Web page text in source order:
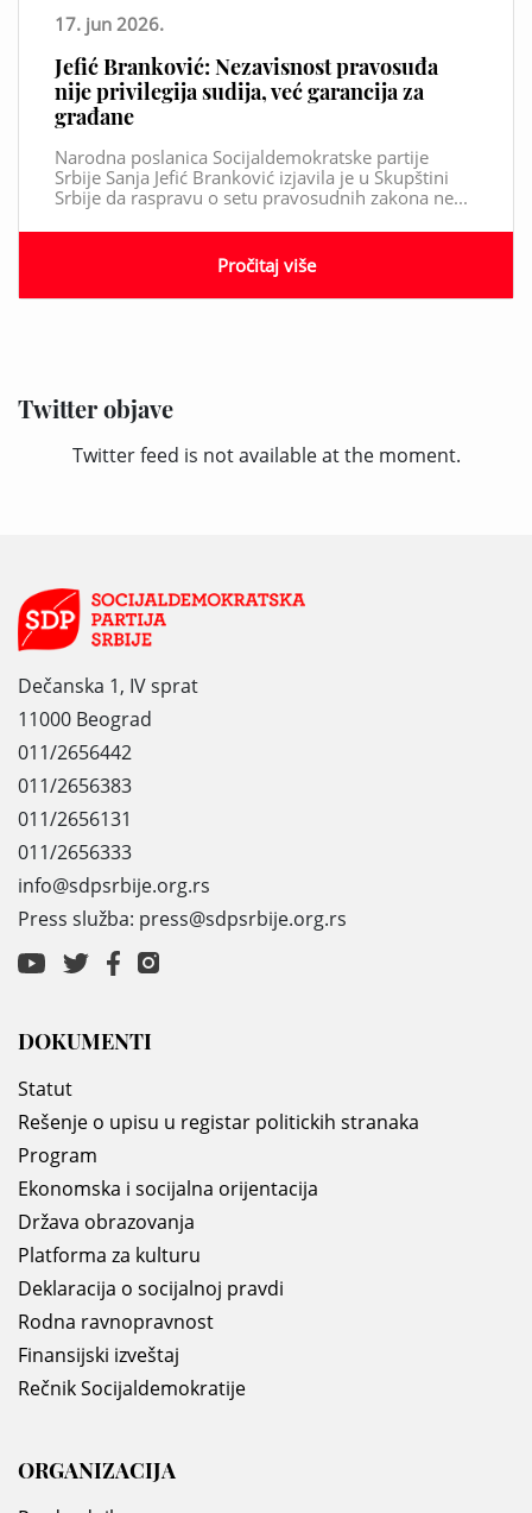
Twitter objave
Twitter feed is not available at the moment.
17. jun 2026.
Jefić Branković: Nezavisnost pravosuđa
nije privilegija sudija, već garancija za
građane
Narodna poslanica Socijaldemokratske partije
Srbije Sanja Jefić Branković izjavila je u Skupštini
Srbije da raspravu o setu pravosudnih zakona ne...
Pročitaj više
Dečanska 1, IV sprat
11000 Beograd
011/2656442
011/2656383
011/2656131
011/2656333
info@sdpsrbije.org.rs
Press služba: press@sdpsrbije.org.rs
DOKUMENTI
Statut
Rešenje o upisu u registar politickih stranaka
Program
Ekonomska i socijalna orijentacija
Država obrazovanja
Platforma za kulturu
Deklaracija o socijalnoj pravdi
Rodna ravnopravnost
Finansijski izveštaj
Rečnik Socijaldemokratije
ORGANIZACIJA